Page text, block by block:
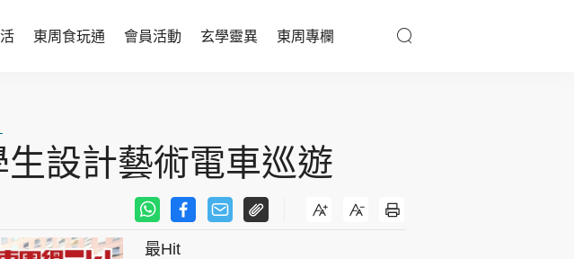
東周食玩通 會員活動 玄學靈異 東周專欄
活
女性
親子天地
與寵同行
設計藝術電車巡遊
最Hit